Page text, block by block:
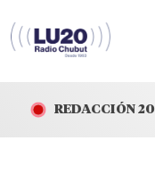
REDACCIÓN 20